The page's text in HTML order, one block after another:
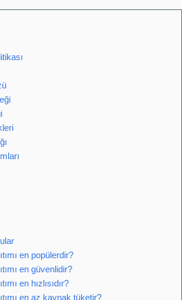
en popülerdir?
en güvenlidir?
en hızlısıdır?
en az kaynak tüketir?